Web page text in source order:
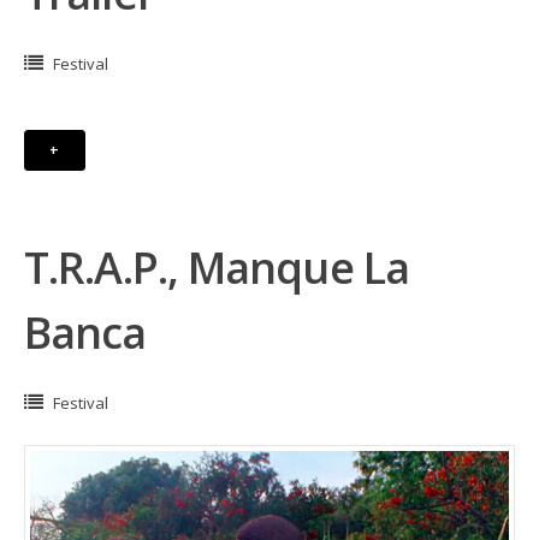
Festival
+
T.R.A.P., Manque La
Banca
Festival